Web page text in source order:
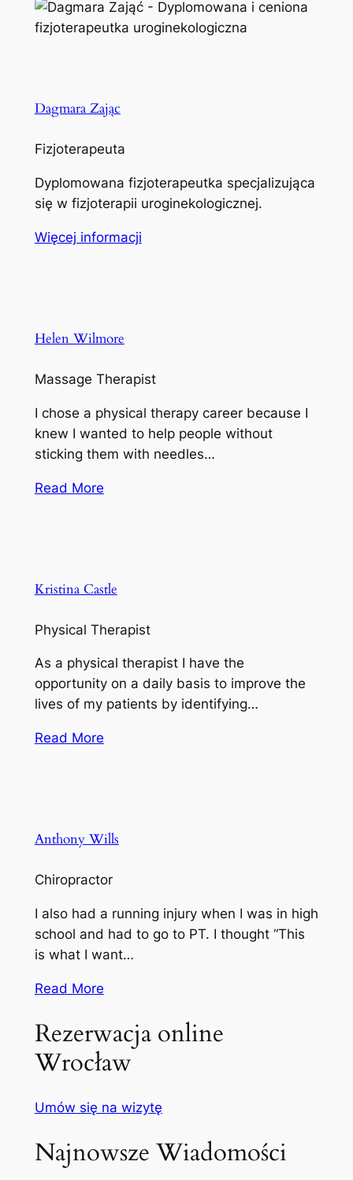
Dagmara Zając
Fizjoterapeuta
Dyplomowana fizjoterapeutka specjalizująca
się w fizjoterapii uroginekologicznej.
Więcej informacji
Helen Wilmore
Massage Therapist
I chose a physical therapy career because I
knew I wanted to help people without
sticking them with needles…
Read More
Kristina Castle
Physical Therapist
As a physical therapist I have the
opportunity on a daily basis to improve the
lives of my patients by identifying…
Read More
Anthony Wills
Chiropractor
I also had a running injury when I was in high
school and had to go to PT. I thought “This
is what I want…
Read More
Rezerwacja online
Wrocław
Umów się na wizytę
Najnowsze Wiadomości